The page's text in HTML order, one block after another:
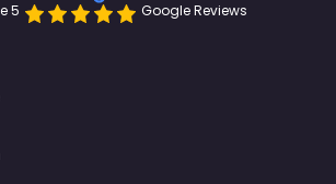
5 Google Reviews